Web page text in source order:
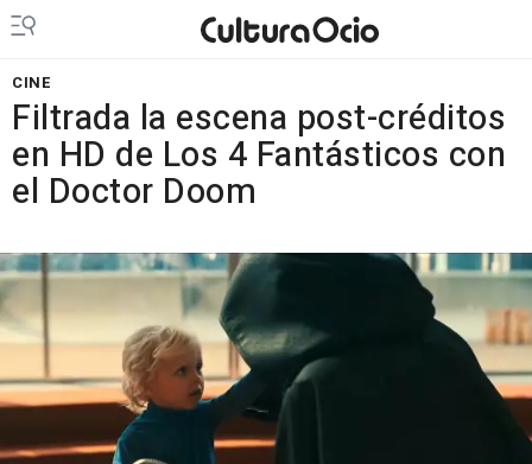
CINE
Filtrada la escena post-créditos
en HD de Los 4 Fantásticos con
el Doctor Doom